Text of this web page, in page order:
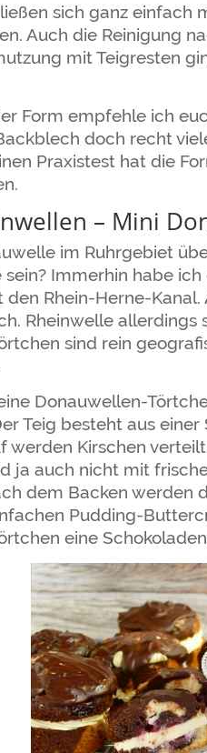
sich ganz einfach
Auch die Reinigung
mit Teigresten
Form empfehle ich
doch recht
Praxistest hat die
– Mini
im Ruhrgebiet
sein? Immerhin habe
den Rhein-Herne-
Rheinwelle allerdings
sind rein
Donauwellen-
Teig besteht aus
werden Kirschen
ja auch nicht mit
dem Backen werden
Pudding-
eine